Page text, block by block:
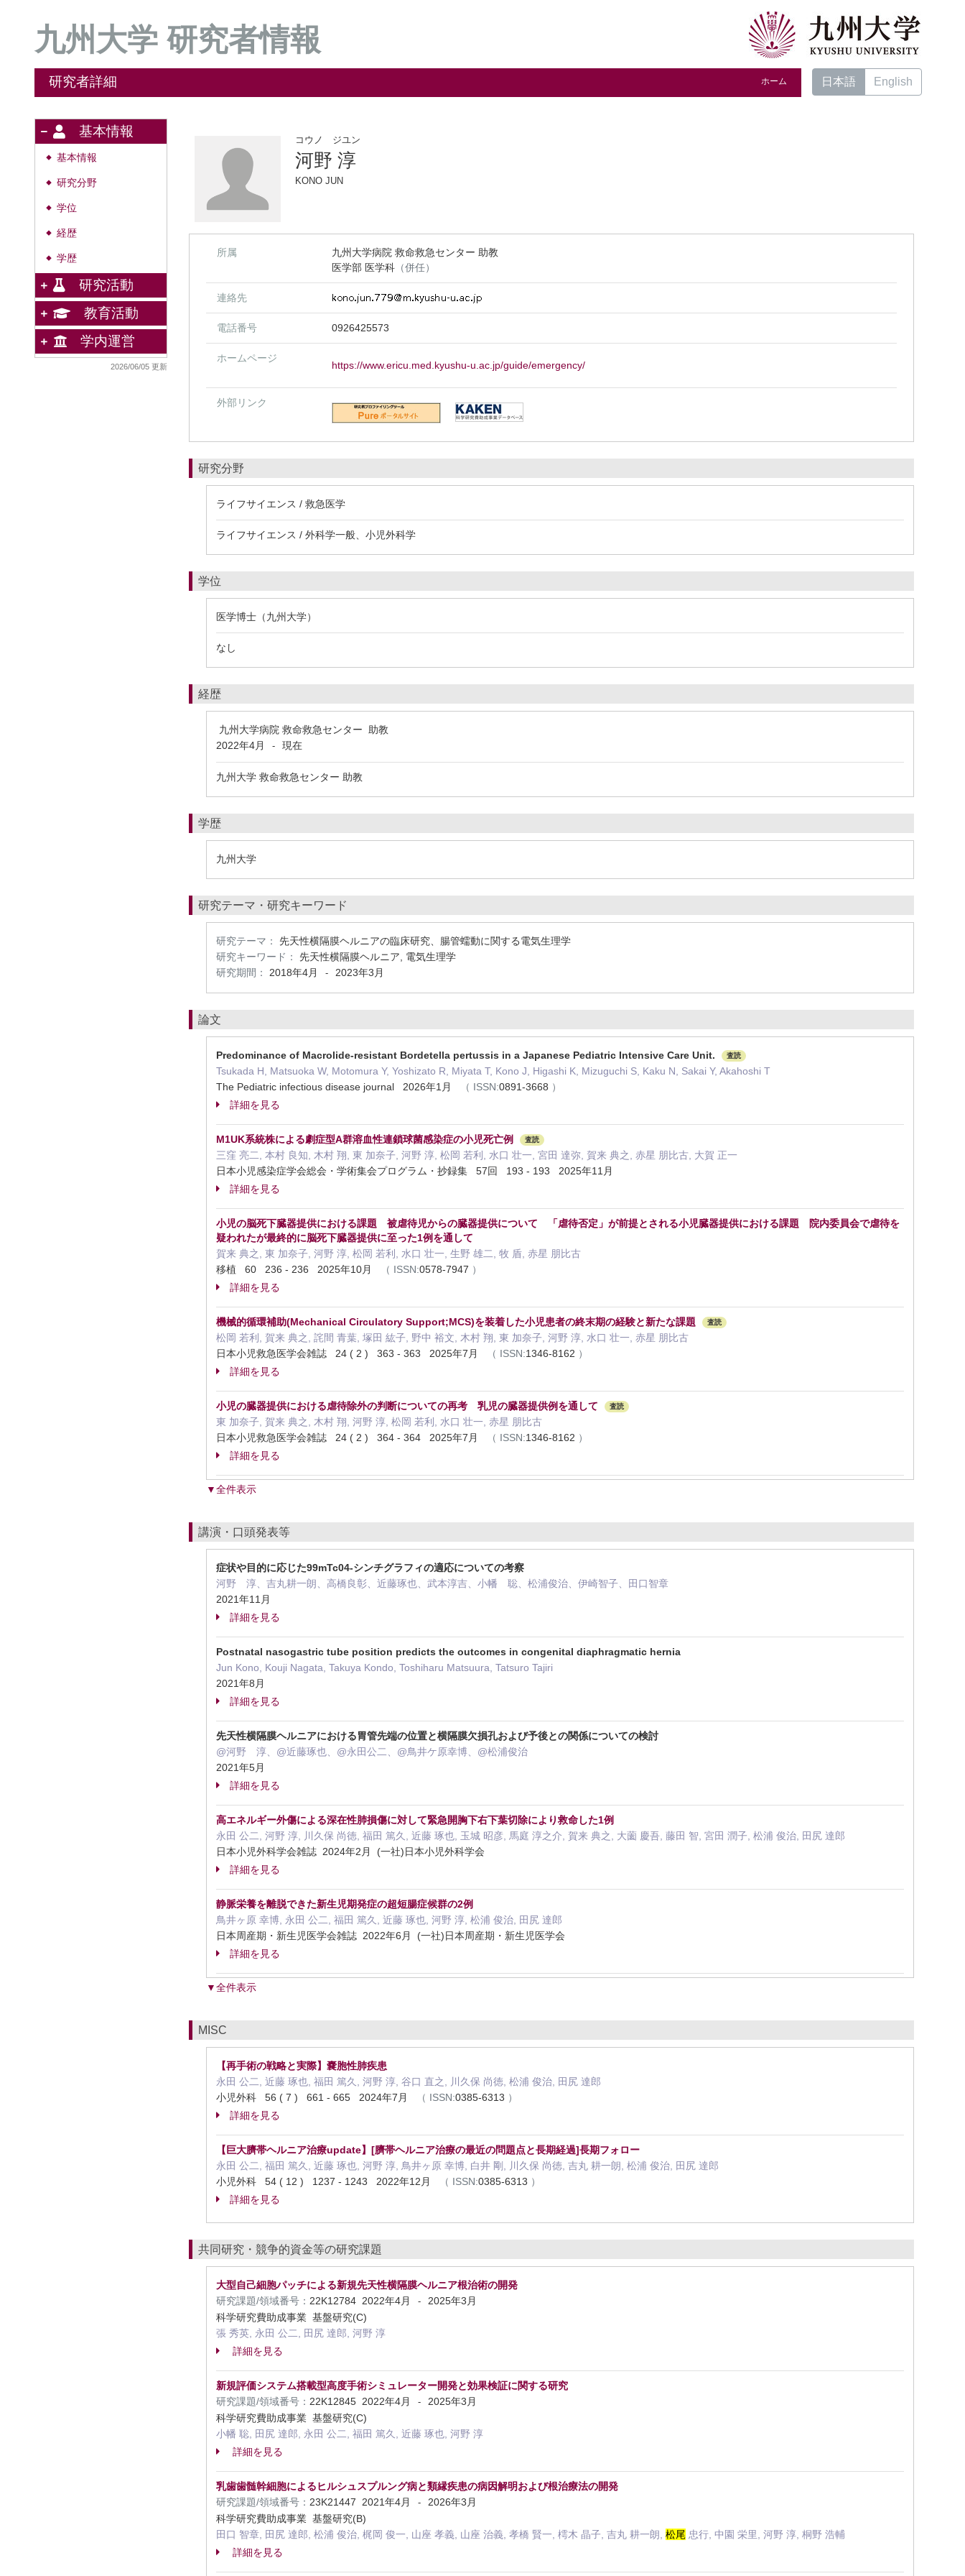
九州大学 研究者情報
研究者詳細 ホーム 日本語 English
基本情報
◆ 基本情報
◆ 研究分野
◆ 学位
◆ 経歴
◆ 学歴
研究活動
教育活動
学内運営
2026/06/05 更新
コウノ ジユン
河野 淳
KONO JUN
所属
九州大学病院 救命救急センター 助教
医学部 医学科 （併任）
連絡先
電話番号 0926425573
ホームページ
https://www.ericu.med.kyushu-u.ac.jp/guide/emergency/
外部リンク
研究分野
ライフサイエンス / 救急医学
ライフサイエンス / 外科学一般、小児外科学
学位
医学博士（九州大学）
なし
経歴
九州大学病院 救命救急センター 助教
2022年4月
- 現在
九州大学 救命救急センター 助教
学歴
九州大学
研究テーマ・研究キーワード
研究テーマ：
先天性横隔膜ヘルニアの臨床研究、腸管蠕動に関する電気生理学
研究キーワード：
先天性横隔膜ヘルニア, 電気生理学
研究期間：
2018年4月 - 2023年3月
論文
Predominance of Macrolide-resistant Bordetella pertussis in a Japanese Pediatric Intensive Care Unit. 査読
Tsukada H, Matsuoka W, Motomura Y, Yoshizato R, Miyata T, Kono J, Higashi K, Mizuguchi S, Kaku N, Sakai Y, Akahoshi T
The Pediatric infectious disease journal 2026年1月
（ ISSN:0891-3668 ）
詳細を見る
M1UK系統株による劇症型A群溶血性連鎖球菌感染症の小児死亡例 査読
三窪 亮二, 本村 良知, 木村 翔, 東 加奈子, 河野 淳, 松岡 若利, 水口 壮一, 宮田 達弥, 賀来 典之, 赤星 朋比古, 大賀 正一
日本小児感染症学会総会・学術集会プログラム・抄録集 57回 193 - 193 2025年11月
詳細を見る
小児の脳死下臓器提供における課題 被虐待児からの臓器提供について 「虐待否定」が前提とされる小児臓器提供における課題 院内委員会で虐待を
疑われたが最終的に脳死下臓器提供に至った1例を通して
賀来 典之, 東 加奈子, 河野 淳, 松岡 若利, 水口 壮一, 生野 雄二, 牧 盾, 赤星 朋比古
移植 60 236 - 236 2025年10月
（ ISSN:0578-7947 ）
詳細を見る
機械的循環補助(Mechanical Circulatory Support;MCS)を装着した小児患者の終末期の経験と新たな課題 査読
松岡 若利, 賀来 典之, 詫間 青葉, 塚田 紘子, 野中 裕文, 木村 翔, 東 加奈子, 河野 淳, 水口 壮一, 赤星 朋比古
日本小児救急医学会雑誌 24 ( 2 ) 363 - 363 2025年7月
（ ISSN:1346-8162 ）
詳細を見る
小児の臓器提供における虐待除外の判断についての再考 乳児の臓器提供例を通して 査読
東 加奈子, 賀来 典之, 木村 翔, 河野 淳, 松岡 若利, 水口 壮一, 赤星 朋比古
日本小児救急医学会雑誌 24 ( 2 ) 364 - 364 2025年7月
（ ISSN:1346-8162 ）
詳細を見る
▼全件表示
講演・口頭発表等
症状や目的に応じた99mTc04-シンチグラフィの適応についての考察
河野 淳、吉丸耕一朗、高橋良彰、近藤琢也、武本淳吉、小幡 聡、松浦俊治、伊崎智子、田口智章
2021年11月
詳細を見る
Postnatal nasogastric tube position predicts the outcomes in congenital diaphragmatic hernia
Jun Kono, Kouji Nagata, Takuya Kondo, Toshiharu Matsuura, Tatsuro Tajiri
2021年8月
詳細を見る
先天性横隔膜ヘルニアにおける胃管先端の位置と横隔膜欠損孔および予後との関係についての検討
@河野 淳、@近藤琢也、@永田公二、@鳥井ケ原幸博、@松浦俊治
2021年5月
詳細を見る
高エネルギー外傷による深在性肺損傷に対して緊急開胸下右下葉切除により救命した1例
永田 公二, 河野 淳, 川久保 尚徳, 福田 篤久, 近藤 琢也, 玉城 昭彦, 馬庭 淳之介, 賀来 典之, 大薗 慶吾, 藤田 智, 宮田 潤子, 松浦 俊治, 田尻 達郎
日本小児外科学会雑誌 2024年2月 (一社)日本小児外科学会
詳細を見る
静脈栄養を離脱できた新生児期発症の超短腸症候群の2例
鳥井ヶ原 幸博, 永田 公二, 福田 篤久, 近藤 琢也, 河野 淳, 松浦 俊治, 田尻 達郎
日本周産期・新生児医学会雑誌 2022年6月 (一社)日本周産期・新生児医学会
詳細を見る
▼全件表示
MISC
【再手術の戦略と実際】嚢胞性肺疾患
永田 公二, 近藤 琢也, 福田 篤久, 河野 淳, 谷口 直之, 川久保 尚徳, 松浦 俊治, 田尻 達郎
小児外科 56 ( 7 ) 661 - 665 2024年7月
（ ISSN:0385-6313 ）
詳細を見る
【巨大臍帯ヘルニア治療update】[臍帯ヘルニア治療の最近の問題点と長期経過]長期フォロー
永田 公二, 福田 篤久, 近藤 琢也, 河野 淳, 鳥井ヶ原 幸博, 白井 剛, 川久保 尚徳, 吉丸 耕一朗, 松浦 俊治, 田尻 達郎
小児外科 54 ( 12 ) 1237 - 1243 2022年12月
（ ISSN:0385-6313 ）
詳細を見る
共同研究・競争的資金等の研究課題
大型自己細胞パッチによる新規先天性横隔膜ヘルニア根治術の開発
研究課題/領域番号： 22K12784 2022年4月 -
2025年3月
科学研究費助成事業 基盤研究(C)
張 秀英, 永田 公二, 田尻 達郎, 河野 淳
詳細を見る
新規評価システム搭載型高度手術シミュレーター開発と効果検証に関する研究
研究課題/領域番号： 22K12845 2022年4月 -
2025年3月
科学研究費助成事業 基盤研究(C)
小幡 聡, 田尻 達郎, 永田 公二, 福田 篤久, 近藤 琢也, 河野 淳
詳細を見る
乳歯歯髄幹細胞によるヒルシュスプルング病と類縁疾患の病因解明および根治療法の開発
研究課題/領域番号： 23K21447 2021年4月 -
2026年3月
科学研究費助成事業 基盤研究(B)
田口 智章, 田尻 達郎, 松浦 俊治, 梶岡 俊一, 山座 孝義, 山座 治義, 孝橋 賢一, 樗木 晶子, 吉丸 耕一朗, 松尾 忠行, 中園 栄里, 河野 淳, 桐野 浩輔
詳細を見る